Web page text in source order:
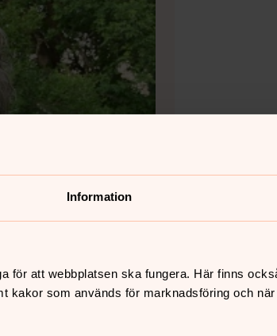
Information
för att webbplatsen ska fungera. Här finns
kakor som används för marknadsföring och